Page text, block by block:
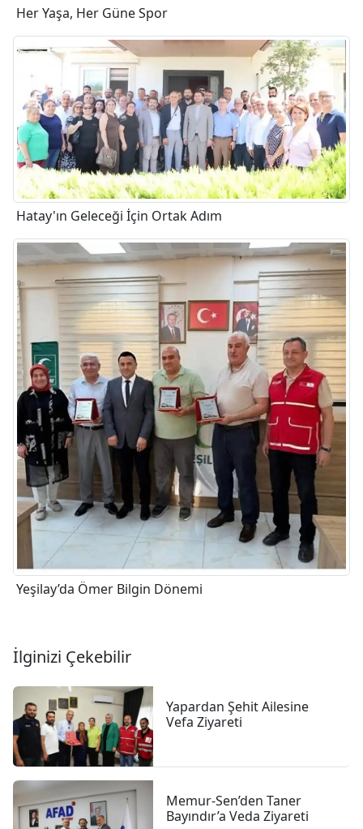
Her Yaşa, Her Güne Spor
Hatay'ın Geleceği İçin Ortak Adım
Yeşilay’da Ömer Bilgin Dönemi
İlginizi Çekebilir
Yapardan Şehit Ailesine
Vefa Ziyareti
Memur-Sen’den Taner
Bayındır’a Veda Ziyareti